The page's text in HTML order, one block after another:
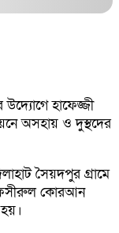
উদ্যোগে হাফেজ্জী
অসহায় ও দুস্থদের
সৈয়দপুর গ্রামে
কোরআন